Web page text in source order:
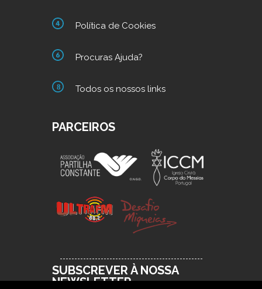
Política de Cookies
Procuras Ajuda?
Todos os nossos links
PARCEIROS
SUBSCREVER À NOSSA
NEWSLETTER